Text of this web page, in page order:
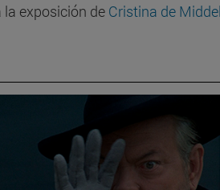
la exposición de Cristina de